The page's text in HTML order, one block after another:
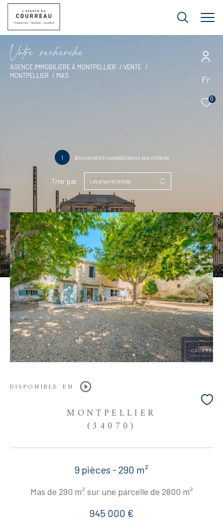
Fr
0
Votre recherche
AGENCE IMMOBILIÈRE À MONTPELLIER
VENTE
MONTPELLIER
MAS
1 Annonce(s) trouvée(s) selon vos critères
Trier par Les plus récentes
DISPONIBLE EN
MONTPELLIER
(34070)
9 pièces - 290 m²
Mas de 290 m² sur une parcelle de 2800 m²
945 000 €